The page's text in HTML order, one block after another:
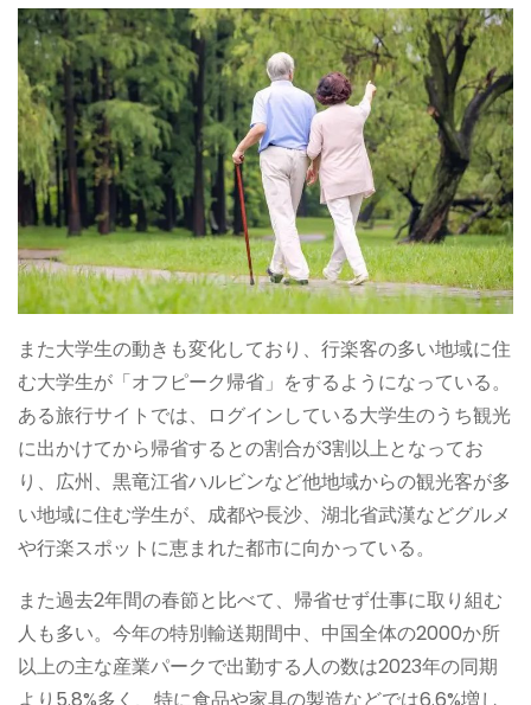
また大学生の動きも変化しており、行楽客の多い地域に住
む大学生が「オフピーク帰省」をするようになっている。
ある旅行サイトでは、ログインしている大学生のうち観光
に出かけてから帰省するとの割合が3割以上となってお
り、広州、黒竜江省ハルビンなど他地域からの観光客が多
い地域に住む学生が、成都や長沙、湖北省武漢などグルメ
や行楽スポットに恵まれた都市に向かっている。
また過去2年間の春節と比べて、帰省せず仕事に取り組む
人も多い。今年の特別輸送期間中、中国全体の2000か所
以上の主な産業パークで出勤する人の数は2023年の同期
より5.8%多く、特に食品や家具の製造などでは6.6%増し